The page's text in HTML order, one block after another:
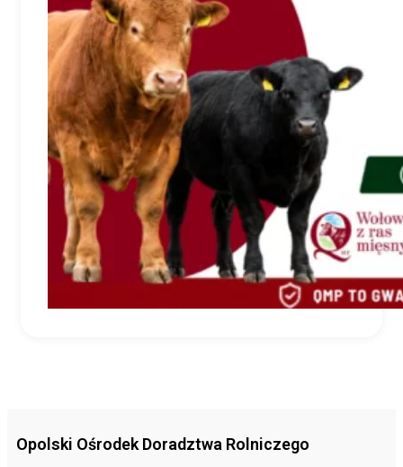
Opolski Ośrodek Doradztwa Rolniczego